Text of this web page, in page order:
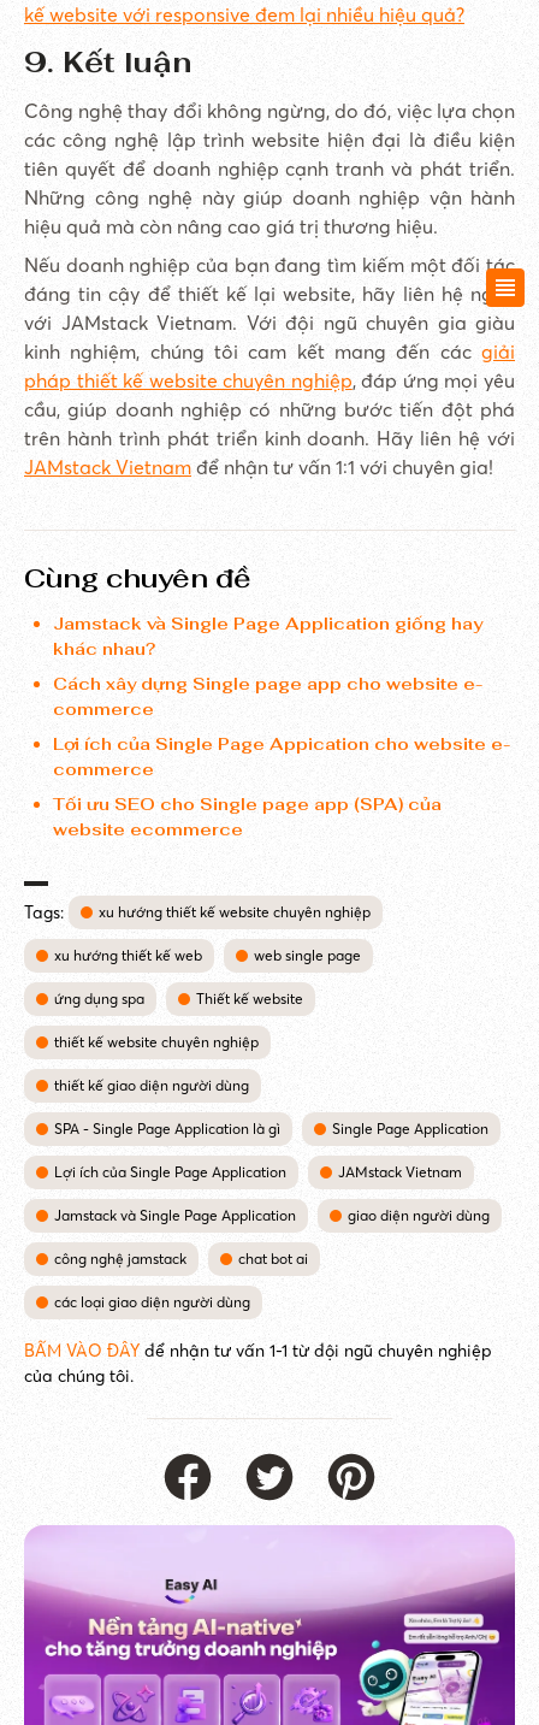
kế website với responsive đem lại nhiều hiệu quả?
9. Kết luận
Công nghệ thay đổi không ngừng, do đó, việc lựa chọn
các công nghệ lập trình website hiện đại là điều kiện
tiên quyết để doanh nghiệp cạnh tranh và phát triển.
Những công nghệ này giúp doanh nghiệp vận hành
hiệu quả mà còn nâng cao giá trị thương hiệu.
Nếu doanh nghiệp của bạn đang tìm kiếm một đối tác
đáng tin cậy để thiết kế lại website, hãy liên hệ ngay
với JAMstack Vietnam. Với đội ngũ chuyên gia giàu
kinh nghiệm, chúng tôi cam kết mang đến các giải
pháp thiết kế website chuyên nghiệp, đáp ứng mọi yêu
cầu, giúp doanh nghiệp có những bước tiến đột phá
trên hành trình phát triển kinh doanh. Hãy liên hệ với
JAMstack Vietnam để nhận tư vấn 1:1 với chuyên gia!
Cùng chuyên đề
Jamstack và Single Page Application giống hay
khác nhau?
Cách xây dựng Single page app cho website e-
commerce
Lợi ích của Single Page Appication cho website e-
commerce
Tối ưu SEO cho Single page app (SPA) của
website ecommerce
Tags: xu hướng thiết kế website chuyên nghiệp
xu hướng thiết kế web web single page
ứng dụng spa Thiết kế website
thiết kế website chuyên nghiệp
thiết kế giao diện người dùng
SPA - Single Page Application là gì Single Page Application
Lợi ích của Single Page Application JAMstack Vietnam
Jamstack và Single Page Application giao diện người dùng
công nghệ jamstack chat bot ai
các loại giao diện người dùng
BẤM VÀO ĐÂY để nhận tư vấn 1-1 từ đội ngũ chuyên nghiệp
của chúng tôi.